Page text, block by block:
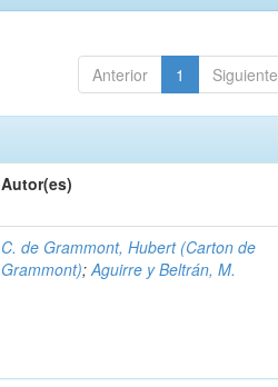
Anterior 1 Siguiente
Autor(es)
C. de Grammont, Hubert (Carton de
Grammont);Aguirre y Beltrán, M.